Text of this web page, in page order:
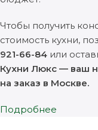
Чтобы получить
стоимость кухни,
921-66-84 или
Кухни Люкс — ваш
на заказ в Москве.
Подробнее